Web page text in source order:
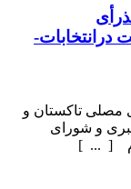
مصلی تاکستان و
و شورای
[ ... ]